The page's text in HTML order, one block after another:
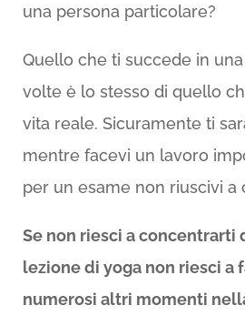
una persona particolare?
Quello che ti succede in
volte è lo stesso di quello
vita reale. Sicuramente ti
mentre facevi un lavoro
per un esame non riuscivi a
Se non riesci a concentrarti
lezione di yoga non riesci a
numerosi altri momenti